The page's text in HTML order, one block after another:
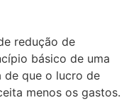
redução de
básico de uma
de que o lucro de
menos os gastos.